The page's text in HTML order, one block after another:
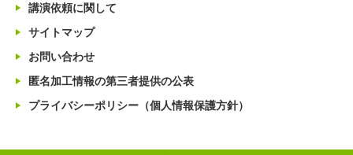
講演依頼に関して
サイトマップ
お問い合わせ
匿名加工情報の第三者提供の公表
プライバシーポリシー（個人情報保護方針）